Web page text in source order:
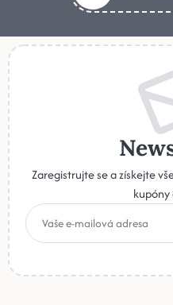
Zaregistrujte se a získejte
kupóny